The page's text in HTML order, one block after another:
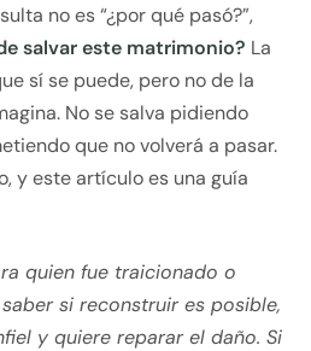
no es “¿por qué pasó?”,
salvar este matrimonio? La
sí se puede, pero no de la
No se salva pidiendo
que no volverá a pasar.
y este artículo es una guía
quien fue traicionado o
si reconstruir es posible,
y quiere reparar el daño. Si